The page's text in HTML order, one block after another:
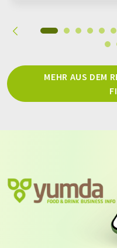
MEHR AUS DEM